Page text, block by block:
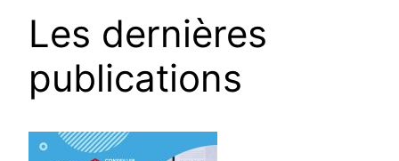
Les dernières
publications